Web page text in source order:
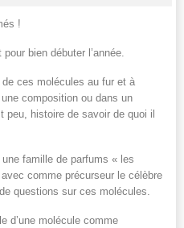
!
bien débuter l’année.
de ces molécules au fur et à
composition ou dans un
peu, histoire de savoir de quoi il
famille de parfums « les
comme précurseur le célèbre
questions sur ces molécules.
d’une molécule comme